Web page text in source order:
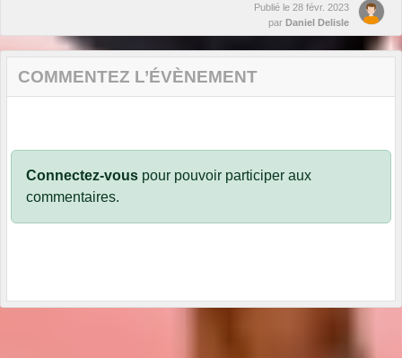
Publié le 28 févr. 2023
par Daniel Delisle
COMMENTEZ L’ÉVÈNEMENT
Connectez-vous pour pouvoir participer aux
commentaires.